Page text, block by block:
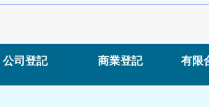
公司登記 商業登記 有限